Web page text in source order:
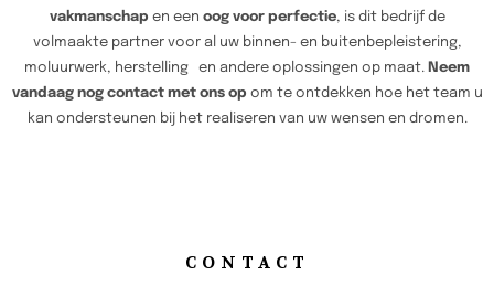
vakmanschap en een oog voor perfectie, is dit bedrijf de
volmaakte partner voor al uw binnen- en buitenbepleistering,
moluurwerk, herstelling en andere oplossingen op maat. Neem
vandaag nog contact met ons op om te ontdekken hoe het team u
kan ondersteunen bij het realiseren van uw wensen en dromen.
CONTACT